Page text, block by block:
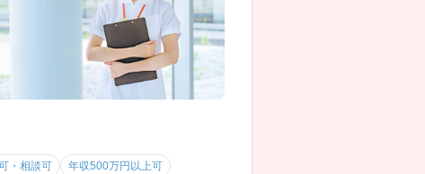
・相談可
年収500万円以上可